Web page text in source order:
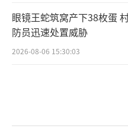
眼镜王蛇筑窝产下38枚蛋
防员迅速处置威胁
2026-08-06 15:30:03